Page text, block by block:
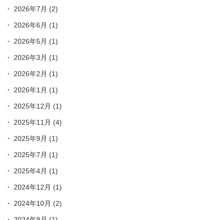
2026年7月 (2)
2026年6月 (1)
2026年5月 (1)
2026年3月 (1)
2026年2月 (1)
2026年1月 (1)
2025年12月 (1)
2025年11月 (4)
2025年9月 (1)
2025年7月 (1)
2025年4月 (1)
2024年12月 (1)
2024年10月 (2)